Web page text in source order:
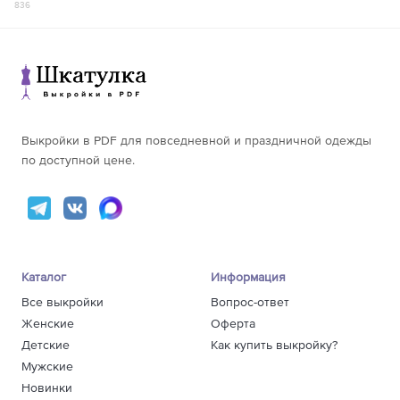
Наметьте расположение вытачек на деталях лицевых и
внутренних чашек. Сметайте, стачайте их, заутюжьте к
Приметайте (приколите) одну чашку к нижней части
836
Выкройки в PDF для повседневной и праздничной одежды
по доступной цене.
Каталог
Все выкройки
Женские
Детские
Мужские
Новинки
Информация
Вопрос-ответ
Оферта
Как купить выкройку?